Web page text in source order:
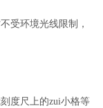
受环境光线限制，
度尺上的zui小格等